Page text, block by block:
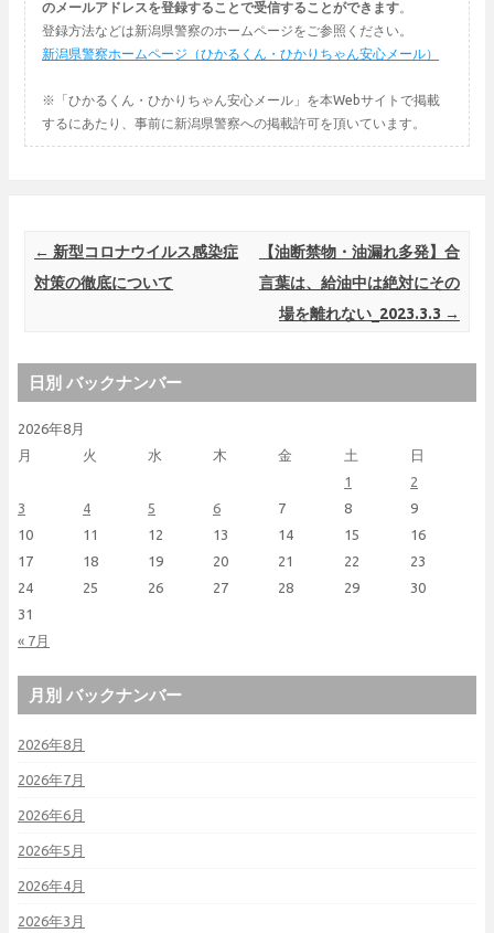
のメールアドレスを登録することで受信することができます。
登録方法などは新潟県警察のホームページをご参照ください。
新潟県警察ホームページ（ひかるくん・ひかりちゃん安心メール）
※「ひかるくん・ひかりちゃん安心メール」を本Webサイトで掲載
するにあたり、事前に新潟県警察への掲載許可を頂いています。
Post navigation
← 新型コロナウイルス感染症
対策の徹底について
【油断禁物・油漏れ多発】合
言葉は、給油中は絶対にその
場を離れない_2023.3.3 →
日別 バックナンバー
2026年8月
月
火 水 木 金 土 日
« 7月
1
2
3
4 5 6 7 8
9
10
11 12 13 14 15
16
17
18 19 20 21 22
23
24
25 26 27 28 29
30
31
月別 バックナンバー
2026年8月
2026年7月
2026年6月
2026年5月
2026年4月
2026年3月